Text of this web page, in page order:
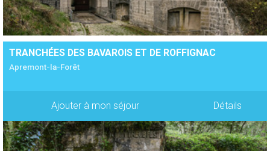
TRANCHÉES DES BAVAROIS ET DE ROFFIGNAC
Apremont-la-Forêt
Ajouter à mon séjour Détails